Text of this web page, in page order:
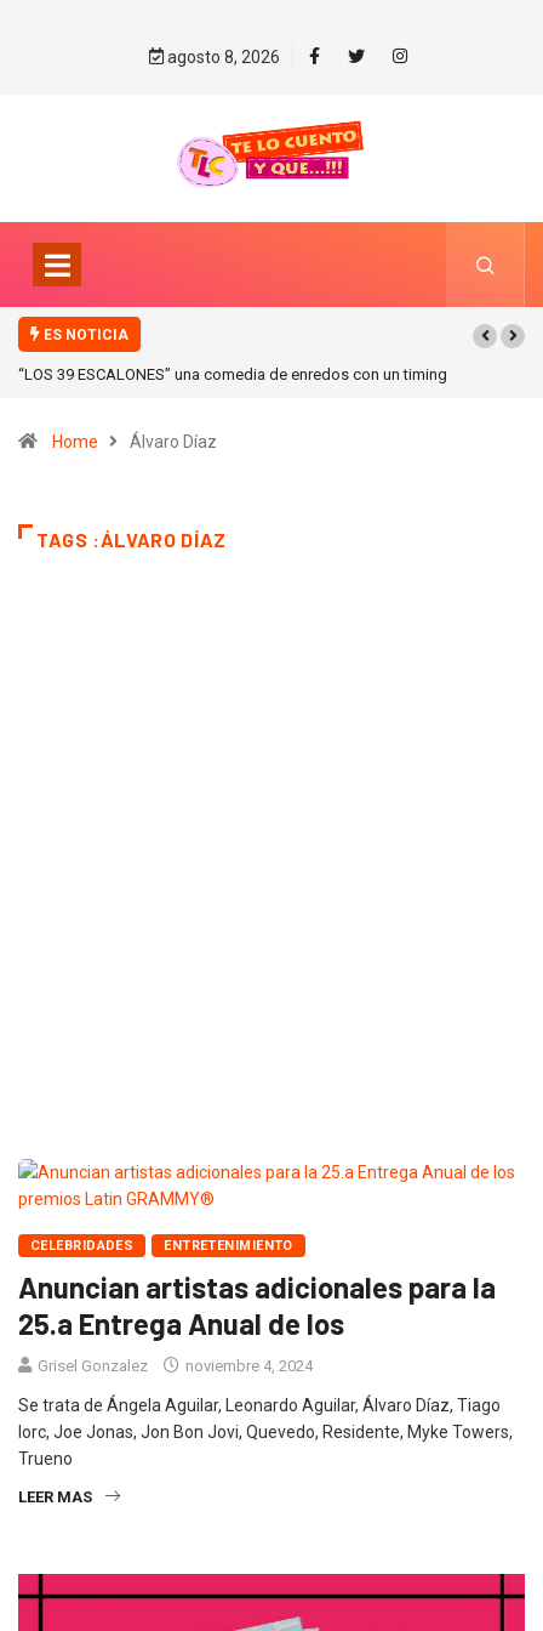
agosto 8, 2026
ES NOTICIA
“ICONIC WINTER” nuevas colecciones en Galerias pacifico!
Home Álvaro Díaz
TAGS :ÁLVARO DÍAZ
CELEBRIDADES ENTRETENIMIENTO
Anuncian artistas adicionales para la
25.a Entrega Anual de los
Grisel Gonzalez noviembre 4, 2024
Se trata de Ángela Aguilar, Leonardo Aguilar, Álvaro Díaz, Tiago
Iorc, Joe Jonas, Jon Bon Jovi, Quevedo, Residente, Myke Towers,
Trueno
LEER MAS